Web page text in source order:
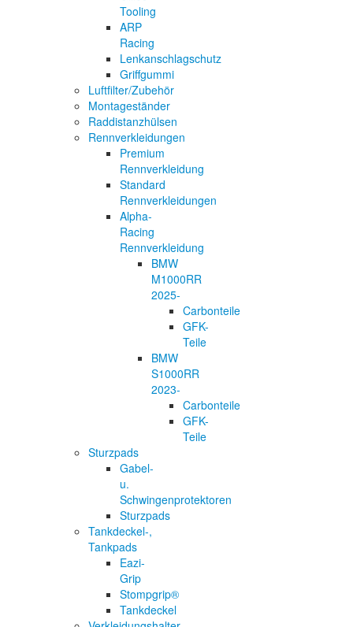
Tooling
ARP
Racing
Lenkanschlagschutz
Griffgummi
Luftfilter/Zubehör
Montageständer
Raddistanzhülsen
Rennverkleidungen
Premium
Rennverkleidung
Standard
Rennverkleidungen
Alpha-
Racing
Rennverkleidung
BMW
M1000RR
2025-
Carbonteile
GFK-
Teile
BMW
S1000RR
2023-
Carbonteile
GFK-
Teile
Sturzpads
Gabel-
u.
Schwingenprotektoren
Sturzpads
Tankdeckel-,
Tankpads
Eazi-
Grip
Stompgrip®
Tankdeckel